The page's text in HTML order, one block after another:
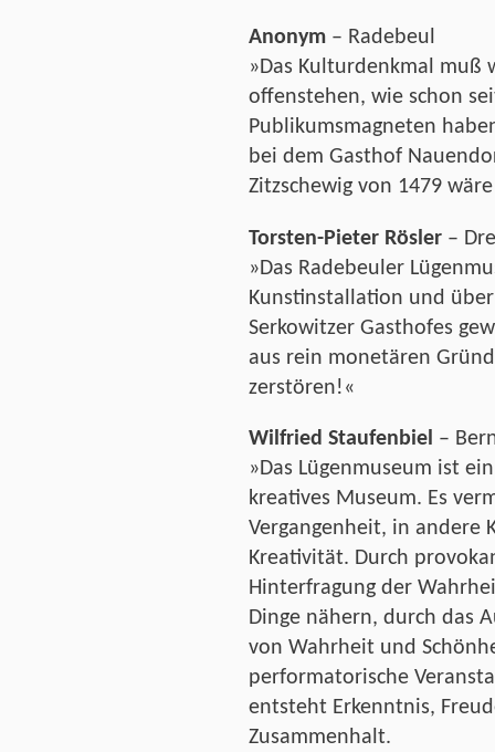
Anonym – Radebeul
»Das Kulturdenkmal muß
offenstehen, wie schon
Publikumsmagneten
bei dem Gasthof
Zitzschewig von 1479
Torsten-Pieter Rösler –
»Das Radebeuler
Kunstinstallation und
Serkowitzer Gasthofes
aus rein monetären
zerstören!«
Wilfried Staufenbiel –
»Das Lügenmuseum ist
kreatives Museum. Es
Vergangenheit, in andere
Kreativität. Durch
Hinterfragung der
Dinge nähern, durch das
von Wahrheit und
performatorische
entsteht Erkenntnis,
Zusammenhalt.